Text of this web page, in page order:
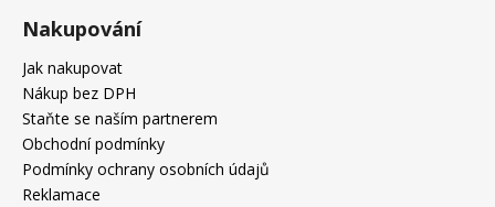
Nakupování
Jak nakupovat
Nákup bez DPH
Staňte se naším partnerem
Obchodní podmínky
Podmínky ochrany osobních údajů
Reklamace